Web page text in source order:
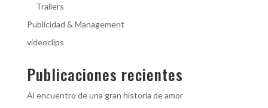
Trailers
Publicidad & Management
videoclips
Publicaciones recientes
Al encuentro de una gran historia de amor